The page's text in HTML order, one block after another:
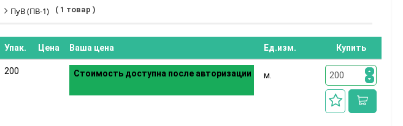
ПуВ (ПВ-1) ( 1 товар )
Упак. Цена Ваша цена Ед.изм. Купить
200 Стоимость доступна после авторизации м.